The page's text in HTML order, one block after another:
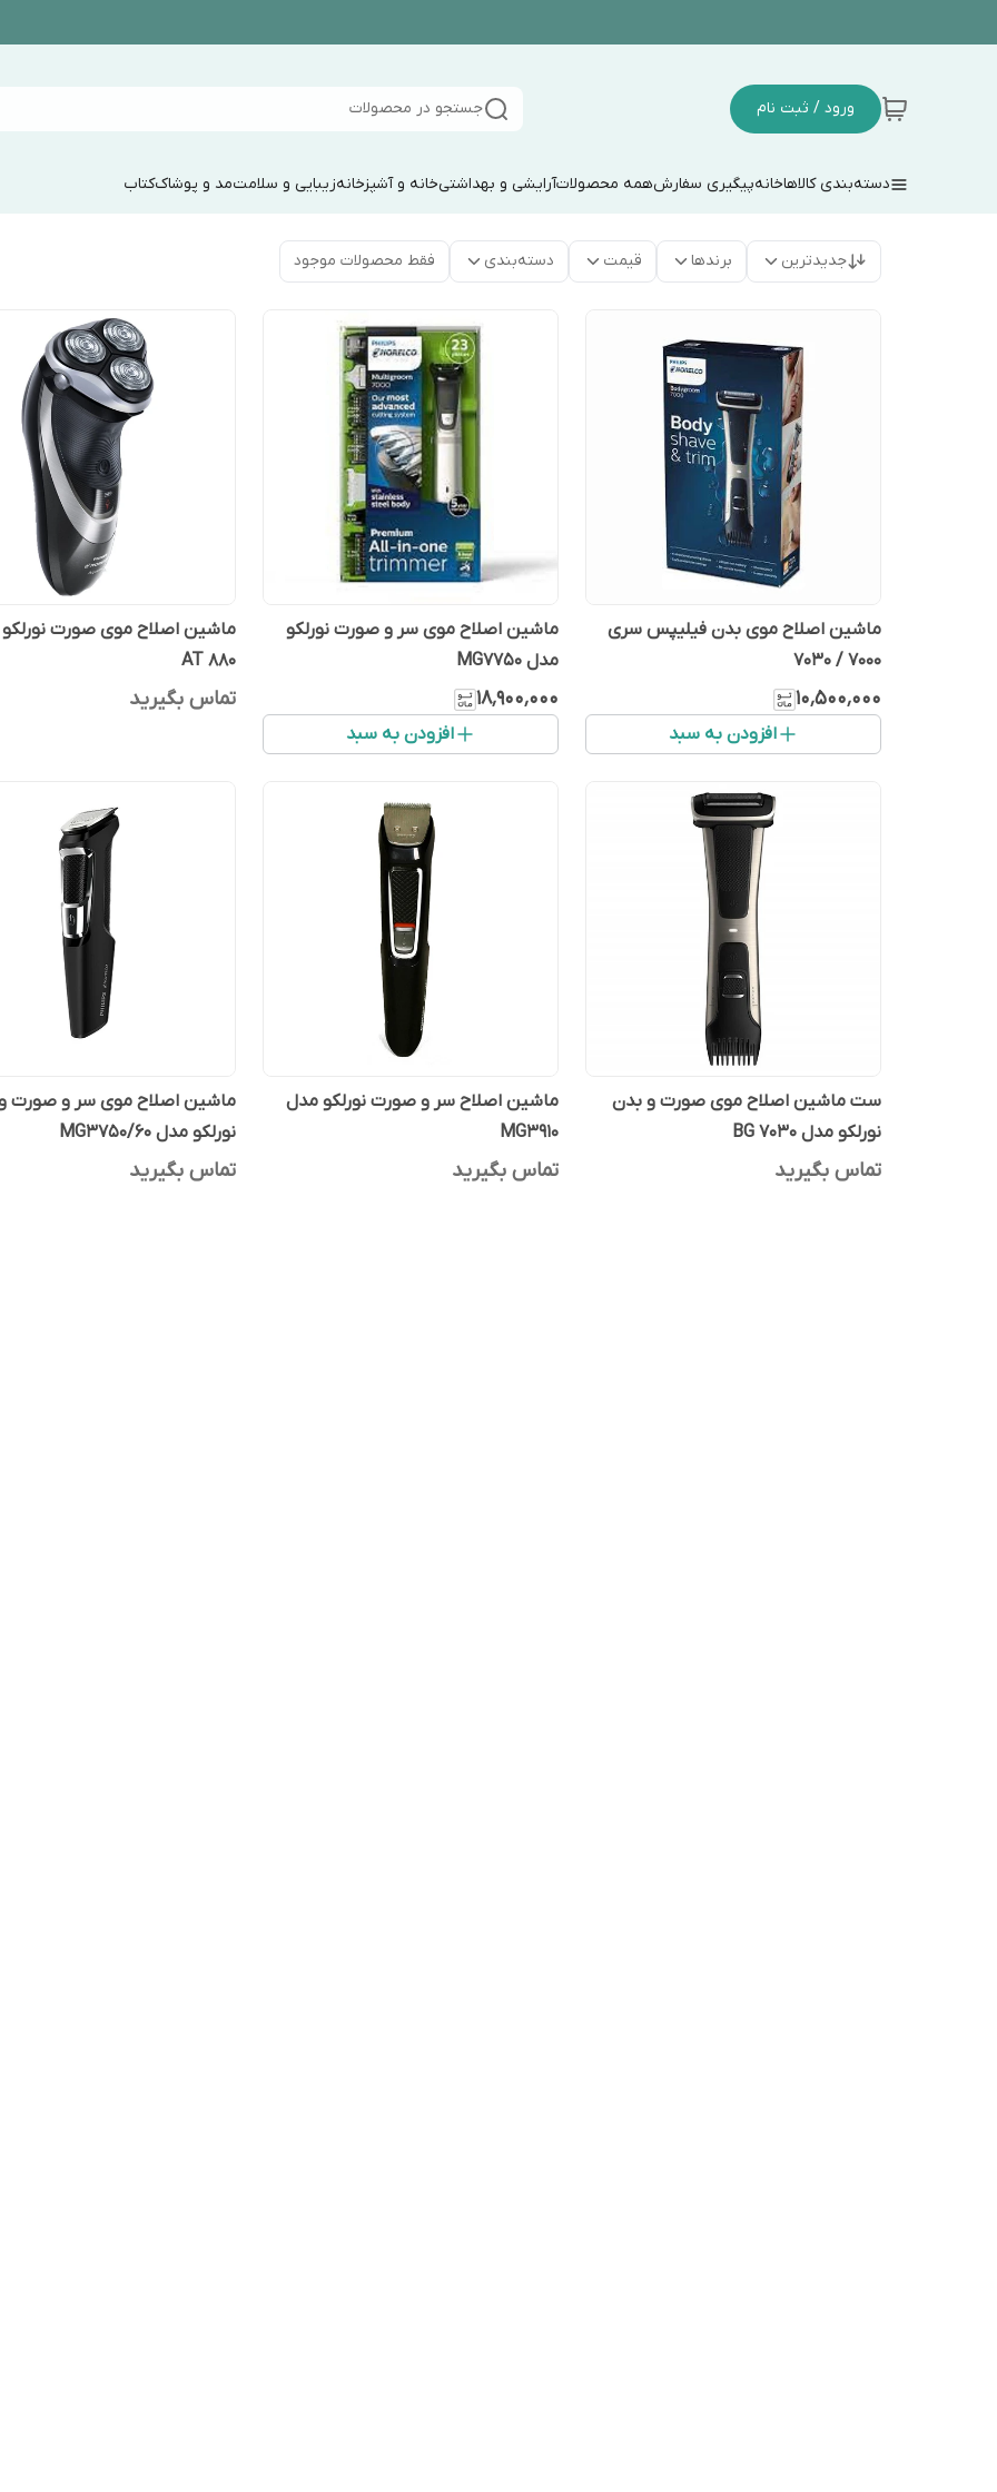
ورود / ثبت نام جستجو در محصولات
دسته‌بندی کالاهاخانهپیگیری سفارشهمه محصولاتآرایشی و بهداشتیخانه و آشپزخانهزیبایی و سلامتمد و پوشاککتاب
جدیدترین برندها قیمت دسته‌بندی فقط محصولات موجود
ماشین اصلاح موی بدن فیلیپس سری
7000 / 7030
۱۰٬۵۰۰٬۰۰۰
افزودن به سبد
ماشین اصلاح موی سر و صورت نورلکو
مدل MG7750
۱۸٬۹۰۰٬۰۰۰
افزودن به سبد
ماشین اصلاح موی صورت
AT 880
تماس بگیرید
ست ماشین اصلاح موی صورت و بدن
نورلکو مدل BG 7030
تماس بگیرید
ماشین اصلاح سر و صورت نورلکو مدل
MG3910
تماس بگیرید
ماشین اصلاح موی سر و صورت
نورلکو مدل MG3750/60
تماس بگیرید